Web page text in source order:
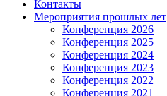
Контакты
Мероприятия прошлых лет
Конференция 2026
Конференция 2025
Конференция 2024
Конференция 2023
Конференция 2022
Конференция 2021